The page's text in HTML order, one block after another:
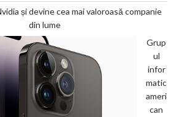
și devine cea mai valoroasă companie
din lume
Grup
ul
infor
matic
ameri
can